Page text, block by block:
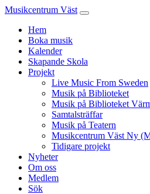
Musikcentrum Väst
Hem
Boka musik
Kalender
Skapande Skola
Projekt
Live Music From Sweden
Musik på Biblioteket
Musik på Biblioteket
Samtalsträffar
Musik på Teatern
Musikcentrum Väst Ny
Tidigare projekt
Nyheter
Om oss
Medlem
Sök